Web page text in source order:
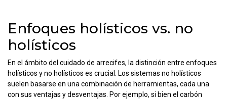
Enfoques holísticos vs. no
holísticos
En el ámbito del cuidado de arrecifes, la distinción entre enfoques
holísticos y no holísticos es crucial. Los sistemas no holísticos
suelen basarse en una combinación de herramientas, cada una
con sus ventajas y desventajas. Por ejemplo, si bien el carbón